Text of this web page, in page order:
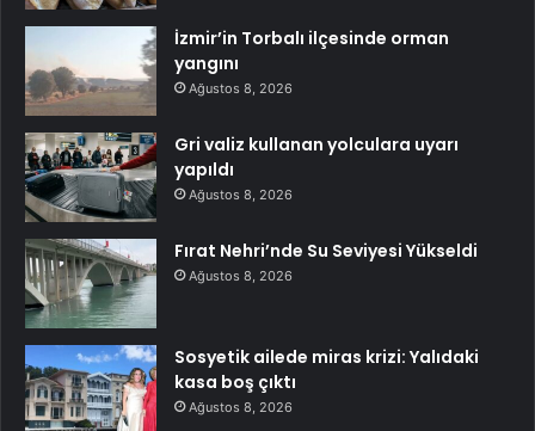
İzmir’in Torbalı ilçesinde orman
yangını
Ağustos 8, 2026
Gri valiz kullanan yolculara uyarı
yapıldı
Ağustos 8, 2026
Fırat Nehri’nde Su Seviyesi Yükseldi
Ağustos 8, 2026
Sosyetik ailede miras krizi: Yalıdaki
kasa boş çıktı
Ağustos 8, 2026